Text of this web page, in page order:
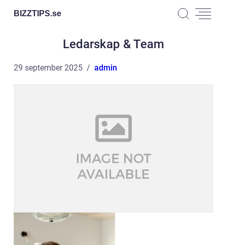
BIZZTIPS.se
Ledarskap & Team
29 september 2025 admin